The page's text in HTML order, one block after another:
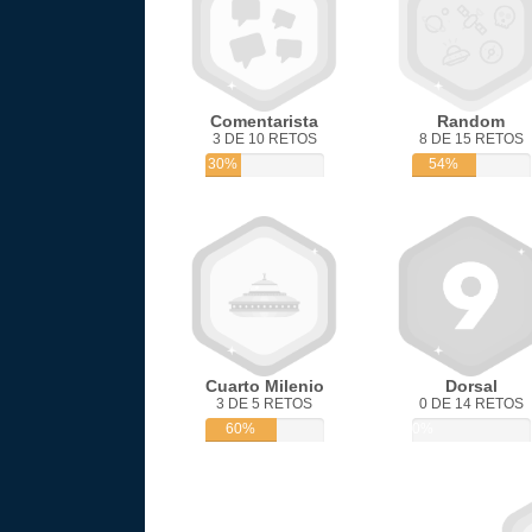
Comentarista
3 DE 10 RETOS
30%
Random
8 DE 15 RETOS
54%
Cuarto Milenio
3 DE 5 RETOS
60%
Dorsal
0 DE 14 RETOS